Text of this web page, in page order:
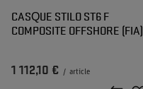
CASQUE STILO ST6 F
COMPOSITE OFFSHORE (FIA)
1 112,10 € / article